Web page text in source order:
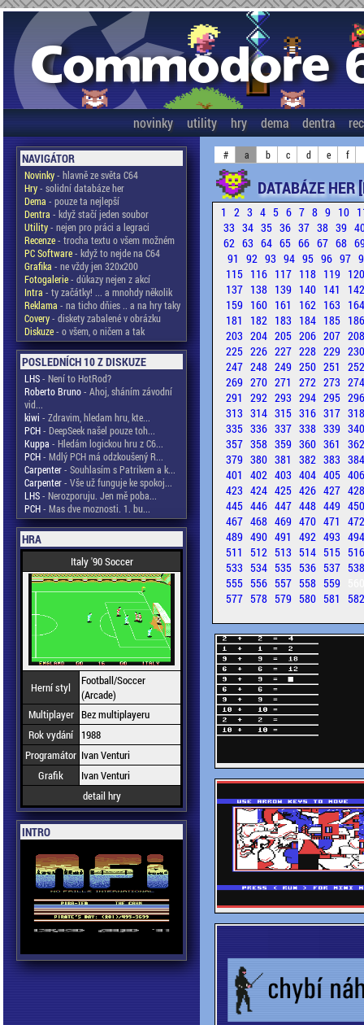
novinky utility hry dema dentra
NAVIGÁTOR
Novinky- hlavně ze světa C64
Hry- solidní databáze her
Dema - pouze ta nejlepší
Dentra - když stačí jeden soubor
Utility- nejen pro práci a legraci
Recenze- trocha textu o všem možném
PC Software- když to nejde na C64
Grafika - ne vždy jen 320x200
Fotogalerie- důkazy nejen z akcí
Intra - ty začátky! ... a mnohdy několik
Reklama - na ticho dňies .. a na hry taky
Covery- diskety zabalené v obrázku
Diskuze- o všem, o ničem a tak
POSLEDNÍCH 10 Z DISKUZE
LHS- Není to HotRod?
Roberto Bruno- Ahoj, sháním závodní
vid...
kiwi - Zdravim, hledam hru, kte...
PCH- DeepSeek našel pouze toh...
Kuppa - Hledám logickou hru z C6...
PCH- Mdlý PCH má odzkoušený R...
Carpenter- Souhlasím s Patrikem a k...
Carpenter- Vše už funguje ke spokoj...
LHS- Nerozporuju. Jen mě poba...
PCH- Mas dve moznosti. 1. bu...
HRA
Italy '90 Soccer
Herní styl
Football/Soccer
(Arcade)
Multiplayer Bez multiplayeru
Rok vydání
1988
Programátor Ivan Venturi
Grafik
Ivan Venturi
detail hry
INTRO
# a b c d e f
DATABÁZE
1 2 3 4 5 6 7 8 9 10
33 34 35 36 37 38 39
62 63 64 65 66 67 68
91 92 93 94 95 96 97
115 116 117 118 119
137 138 139 140 141
159 160 161 162 163
181
182 183 184 185
203 204 205 206 207
225 226 227 228 229
247 248 249 250 251
269 270 271 272 273
291 292 293 294 295
313 314 315 316 317
335 336 337 338 339
357 358 359 360 361
379 380 381 382 383
401 402 403 404 405
423 424 425 426 427
445 446 447 448 449
467 468 469 470 471
489 490 491 492 493
511 512 513 514 515
533 534 535 536 537
555 556 557 558 559
577 578 579 580 581